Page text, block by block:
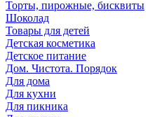
Торты, пирожные, бисквиты
Шоколад
Товары для детей
Детская косметика
Детское питание
Дом. Чистота. Порядок
Для дома
Для кухни
Для пикника